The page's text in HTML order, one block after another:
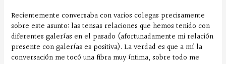
Recientemente conversaba con varios colegas precisamente
sobre este asunto: las tensas relaciones que hemos tenido con
diferentes galerías en el pasado (afortunadamente mi relación
presente con galerías es positiva). La verdad es que a mí la
conversación me tocó una fibra muy íntima, sobre todo me